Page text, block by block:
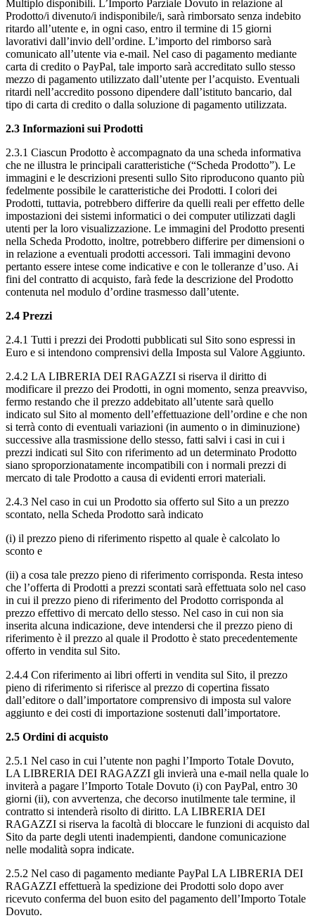
Multiplo disponibili. L’Importo Parziale Dovuto in relazione al
Prodotto/i divenuto/i indisponibile/i, sarà rimborsato senza indebito
ritardo all’utente e, in ogni caso, entro il termine di 15 giorni
lavorativi dall’invio dell’ordine. L’importo del rimborso sarà
comunicato all’utente via e-mail. Nel caso di pagamento mediante
carta di credito o PayPal, tale importo sarà accreditato sullo stesso
mezzo di pagamento utilizzato dall’utente per l’acquisto. Eventuali
ritardi nell’accredito possono dipendere dall’istituto bancario, dal
tipo di carta di credito o dalla soluzione di pagamento utilizzata.
2.3 Informazioni sui Prodotti
2.3.1 Ciascun Prodotto è accompagnato da una scheda informativa
che ne illustra le principali caratteristiche (“Scheda Prodotto”). Le
immagini e le descrizioni presenti sullo Sito riproducono quanto più
fedelmente possibile le caratteristiche dei Prodotti. I colori dei
Prodotti, tuttavia, potrebbero differire da quelli reali per effetto delle
impostazioni dei sistemi informatici o dei computer utilizzati dagli
utenti per la loro visualizzazione. Le immagini del Prodotto presenti
nella Scheda Prodotto, inoltre, potrebbero differire per dimensioni o
in relazione a eventuali prodotti accessori. Tali immagini devono
pertanto essere intese come indicative e con le tolleranze d’uso. Ai
fini del contratto di acquisto, farà fede la descrizione del Prodotto
contenuta nel modulo d’ordine trasmesso dall’utente.
2.4 Prezzi
2.4.1 Tutti i prezzi dei Prodotti pubblicati sul Sito sono espressi in
Euro e si intendono comprensivi della Imposta sul Valore Aggiunto.
2.4.2 LA LIBRERIA DEI RAGAZZI si riserva il diritto di
modificare il prezzo dei Prodotti, in ogni momento, senza preavviso,
fermo restando che il prezzo addebitato all’utente sarà quello
indicato sul Sito al momento dell’effettuazione dell’ordine e che non
si terrà conto di eventuali variazioni (in aumento o in diminuzione)
successive alla trasmissione dello stesso, fatti salvi i casi in cui i
prezzi indicati sul Sito con riferimento ad un determinato Prodotto
siano sproporzionatamente incompatibili con i normali prezzi di
mercato di tale Prodotto a causa di evidenti errori materiali.
2.4.3 Nel caso in cui un Prodotto sia offerto sul Sito a un prezzo
scontato, nella Scheda Prodotto sarà indicato
(i) il prezzo pieno di riferimento rispetto al quale è calcolato lo
sconto e
(ii) a cosa tale prezzo pieno di riferimento corrisponda. Resta inteso
che l’offerta di Prodotti a prezzi scontati sarà effettuata solo nel caso
in cui il prezzo pieno di riferimento del Prodotto corrisponda al
prezzo effettivo di mercato dello stesso. Nel caso in cui non sia
inserita alcuna indicazione, deve intendersi che il prezzo pieno di
riferimento è il prezzo al quale il Prodotto è stato precedentemente
offerto in vendita sul Sito.
2.4.4 Con riferimento ai libri offerti in vendita sul Sito, il prezzo
pieno di riferimento si riferisce al prezzo di copertina fissato
dall’editore o dall’importatore comprensivo di imposta sul valore
aggiunto e dei costi di importazione sostenuti dall’importatore.
2.5 Ordini di acquisto
2.5.1 Nel caso in cui l’utente non paghi l’Importo Totale Dovuto,
LA LIBRERIA DEI RAGAZZI gli invierà una e-mail nella quale lo
inviterà a pagare l’Importo Totale Dovuto (i) con PayPal, entro 30
giorni (ii), con avvertenza, che decorso inutilmente tale termine, il
contratto si intenderà risolto di diritto. LA LIBRERIA DEI
RAGAZZI si riserva la facoltà di bloccare le funzioni di acquisto dal
Sito da parte degli utenti inadempienti, dandone comunicazione
nelle modalità sopra indicate.
2.5.2 Nel caso di pagamento mediante PayPal LA LIBRERIA DEI
RAGAZZI effettuerà la spedizione dei Prodotti solo dopo aver
ricevuto conferma del buon esito del pagamento dell’Importo Totale
Dovuto.